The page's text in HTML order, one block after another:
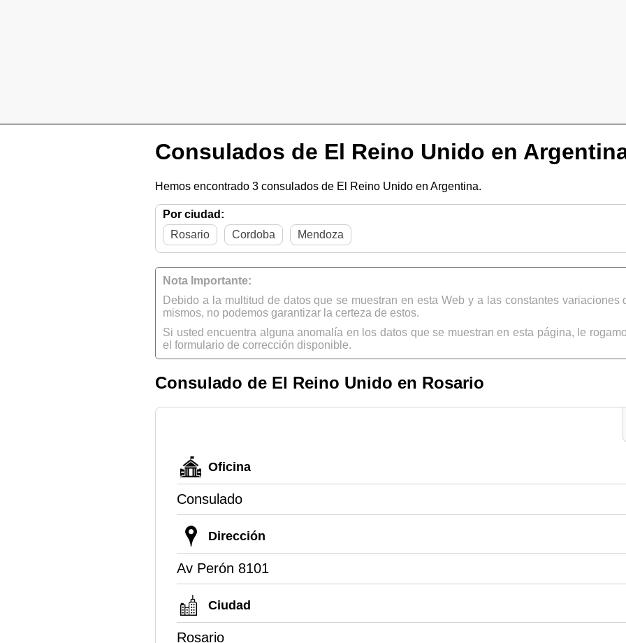
Consulados de El Reino Unido en
Hemos encontrado 3 consulados de El Reino Unido en Argentina.
Por ciudad:
Rosario
Cordoba Mendoza
Nota Importante:
Debido a la multitud de datos que se muestran en esta Web y a las constantes
mismos, no podemos garantizar la certeza de estos.
Si usted encuentra alguna anomalía en los datos que se muestran en esta página, le
el formulario de corrección disponible.
Consulado de El Reino Unido en Rosario
Oficina
Consulado
Dirección
Av Perón 8101
Ciudad
Rosario